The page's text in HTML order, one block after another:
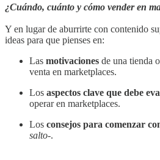
¿Cuándo, cuánto y cómo vender en
Y en lugar de aburrirte con contenido
ideas para que pienses en:
Las motivaciones de una tienda
venta en marketplaces.
Los aspectos clave que debe
operar en marketplaces.
Los consejos para comenzar
salto-.